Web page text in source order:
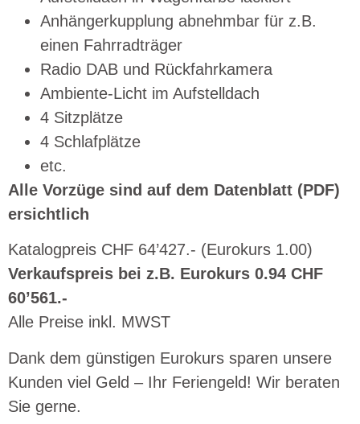
Anhängerkupplung abnehmbar für z.B.
einen Fahrradträger
Radio DAB und Rückfahrkamera
Ambiente-Licht im Aufstelldach
4 Sitzplätze
4 Schlafplätze
etc.
Alle Vorzüge sind auf dem Datenblatt (PDF)
ersichtlich
Katalogpreis CHF 64’427.- (Eurokurs 1.00)
Verkaufspreis bei z.B. Eurokurs 0.94 CHF
60’561.-
Alle Preise inkl. MWST
Dank dem günstigen Eurokurs sparen unsere
Kunden viel Geld – Ihr Feriengeld! Wir beraten
Sie gerne.